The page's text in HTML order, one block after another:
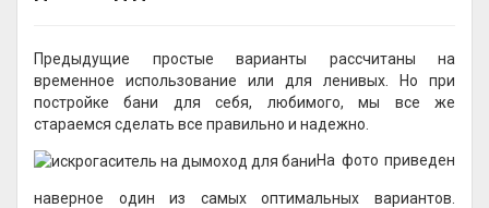
Предыдущие простые варианты рассчитаны на
временное использование или для ленивых. Но при
постройке бани для себя, любимого, мы все же
стараемся сделать все правильно и надежно.
На фото приведен
наверное один из самых оптимальных вариантов.